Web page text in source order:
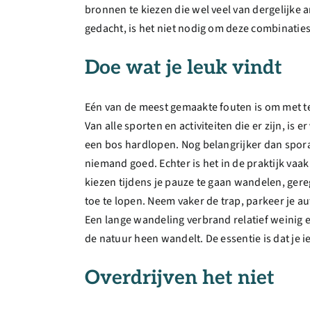
bronnen te kiezen die wel veel van dergelijke
gedacht, is het niet nodig om deze
Doe wat je leuk vindt
Eén van de meest gemaakte fouten is om met
Van alle sporten en activiteiten die er zijn, is
een bos hardlopen. Nog belangrijker dan
niemand goed. Echter is het in de praktijk
kiezen tijdens je pauze te gaan wandelen,
toe te lopen. Neem vaker de trap, parkeer je
Een lange wandeling verbrand relatief
de natuur heen wandelt. De essentie is dat je
Overdrijven het niet